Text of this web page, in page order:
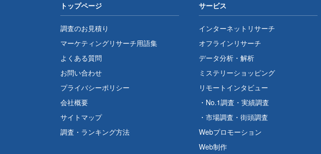
トップページ
調査のお見積り
マーケティングリサーチ用語集
よくある質問
お問い合わせ
プライバシーポリシー
会社概要
サイトマップ
調査・ランキング方法
サービス
インターネットリサーチ
オフラインリサーチ
データ分析・解析
ミステリーショッピング
リモートインタビュー
・ No.1調査 ・ 実績調査
・ 市場調査 ・ 街頭調査
Webプロモーション
Web制作